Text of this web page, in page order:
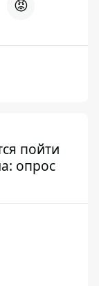
😡
пойти
опрос